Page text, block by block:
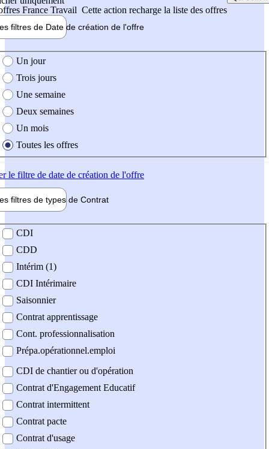
France Travail Cette action recharge la liste des offres
filtres de Date de création de l'offre
création de l'offre
Un jour
Trois jours
Une semaine
Deux semaines
Un mois
Toutes les offres
le filtre de date de création de l'offre
filtres de types de Contrat
contrat
CDI
CDD
Intérim (1)
CDI Intérimaire
Saisonnier
Contrat apprentissage
Cont. professionnalisation
Prépa.opérationnel.emploi
CDI de chantier ou d'opération
Contrat d'Engagement Educatif
Contrat intermittent
Contrat pacte
Contrat d'usage